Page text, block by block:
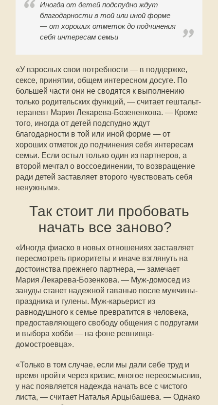
Иногда от детей подспудно ждут
благодарности в той или иной форме
— от хороших отметок до подчинения
себя интересам семьи
«У взрослых свои потребности — в поддержке,
сексе, принятии, общем интересном досуге. По
большей части они не сводятся к выполнению
только родительских функций, — считает гештальт-
терапевт Мария Лекарева-Бозененкова. — Кроме
того, иногда от детей подспудно ждут
благодарности в той или иной форме — от
хороших отметок до подчинения себя интересам
семьи. Если остыл только один из партнеров, а
второй мечтал о воссоединении, то возвращение
ради детей заставляет второго чувствовать себя
ненужным».
Так стоит ли пробовать
начать все заново?
«Иногда фиаско в новых отношениях заставляет
пересмотреть приоритеты и иначе взглянуть на
достоинства прежнего партнера, — замечает
Мария Лекарева-Бозенкова. — Муж-домосед из
зануды станет надежной гаванью после мужчины-
праздника и гулены. Муж-карьерист из
равнодушного к семье превратится в человека,
предоставляющего свободу общения с подругами
и выбора хобби — на фоне ревнивца-
домостроевца».
«Только в том случае, если мы дали себе труд и
время пройти через кризис, многое переосмыслив,
у нас появляется надежда начать все с чистого
листа, — считает Наталья Арцыбашева. — Однако